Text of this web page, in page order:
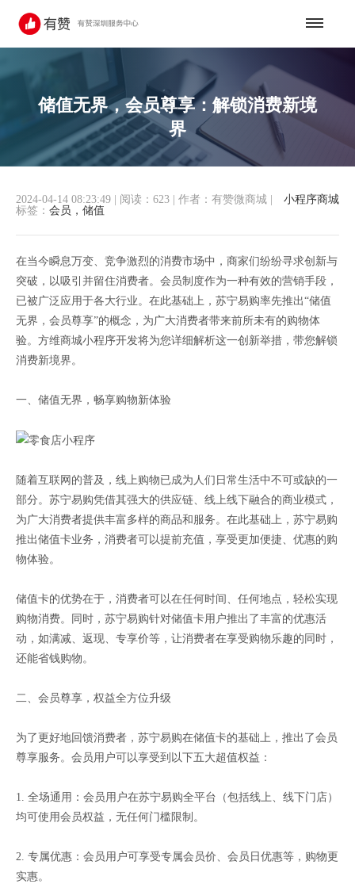
储值无界，会员尊享：解锁消费新境
界
小程序商城
2024-04-14 08:23:49 阅读：623 作者：有赞微商城
标签： 会员，储值
在当今瞬息万变、竞争激烈的消费市场中，商家们纷纷寻求创新与
突破，以吸引并留住消费者。会员制度作为一种有效的营销手段，
已被广泛应用于各大行业。在此基础上，苏宁易购率先推出“储值
无界，会员尊享”的概念，为广大消费者带来前所未有的购物体
验。方维商城小程序开发将为您详细解析这一创新举措，带您解锁
消费新境界。
一、储值无界，畅享购物新体验
随着互联网的普及，线上购物已成为人们日常生活中不可或缺的一
部分。苏宁易购凭借其强大的供应链、线上线下融合的商业模式，
为广大消费者提供丰富多样的商品和服务。在此基础上，苏宁易购
推出储值卡业务，消费者可以提前充值，享受更加便捷、优惠的购
物体验。
储值卡的优势在于，消费者可以在任何时间、任何地点，轻松实现
购物消费。同时，苏宁易购针对储值卡用户推出了丰富的优惠活
动，如满减、返现、专享价等，让消费者在享受购物乐趣的同时，
还能省钱购物。
二、会员尊享，权益全方位升级
为了更好地回馈消费者，苏宁易购在储值卡的基础上，推出了会员
尊享服务。会员用户可以享受到以下五大超值权益：
1. 全场通用：会员用户在苏宁易购全平台（包括线上、线下门店）
均可使用会员权益，无任何门槛限制。
2. 专属优惠：会员用户可享受专属会员价、会员日优惠等，购物更
实惠。